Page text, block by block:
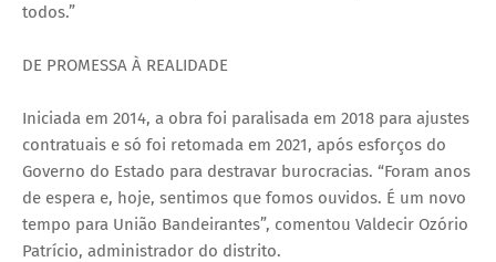
todos.”
DE PROMESSA À REALIDADE
Iniciada em 2014, a obra foi paralisada em 2018 para ajustes
contratuais e só foi retomada em 2021, após esforços do
Governo do Estado para destravar burocracias. “Foram anos
de espera e, hoje, sentimos que fomos ouvidos. É um novo
tempo para União Bandeirantes”, comentou Valdecir Ozório
Patrício, administrador do distrito.